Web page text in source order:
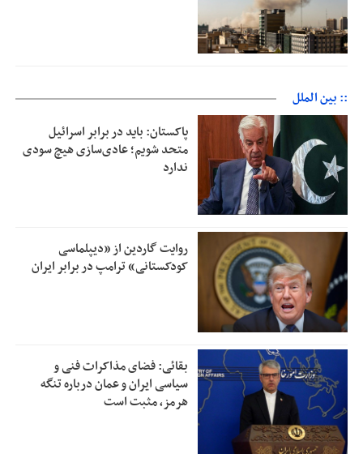
:: بین الملل
پاکستان: باید در برابر اسرائیل
متحد شویم؛ عادی‌سازی هیچ سودی
ندارد
روایت گاردین از «دیپلماسی
کودکستانی» ترامپ در برابر ایران
بقائی: فضای مذاکرات فنی و
سیاسی ایران و عمان درباره تنگه
هرمز، مثبت است